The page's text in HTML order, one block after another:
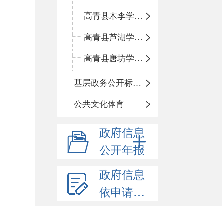
高青县木李学区中心小学
高青县芦湖学区中心小学
高青县唐坊学区中心小学
基层政务公开标准化规范化
公共文化体育
政府信息
公开年报
政府信息
依申请公开